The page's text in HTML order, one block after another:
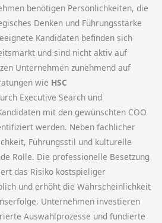
benötigen Persönlichkeiten, die
Denken und Führungsstärke
Kandidaten befinden sich
und sind nicht aktiv auf
Unternehmen zunehmend auf
wie HSC
Executive Search und
mit den gewünschten COO
werden. Neben fachlicher
Führungsstil und kulturelle
Rolle. Die professionelle Besetzung
das Risiko kostspieliger
und erhöht die Wahrscheinlichkeit
Unternehmen investieren
Auswahlprozesse und fundierte